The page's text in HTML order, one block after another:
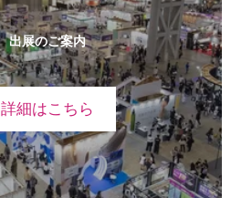
出展のご案内
詳細はこちら